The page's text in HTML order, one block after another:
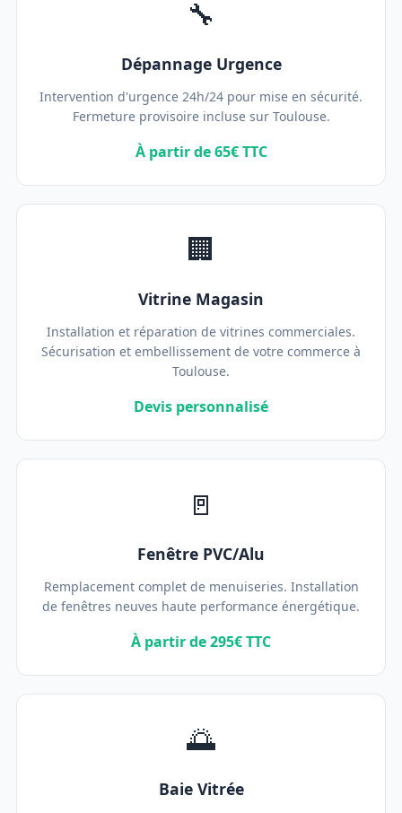
🔧
Dépannage Urgence
Intervention d'urgence 24h/24 pour mise en sécurité.
Fermeture provisoire incluse sur Toulouse.
À partir de 65€ TTC
🏢
Vitrine Magasin
Installation et réparation de vitrines commerciales.
Sécurisation et embellissement de votre commerce à
Toulouse.
Devis personnalisé
🚪
Fenêtre PVC/Alu
Remplacement complet de menuiseries. Installation
de fenêtres neuves haute performance énergétique.
À partir de 295€ TTC
🌅
Baie Vitrée